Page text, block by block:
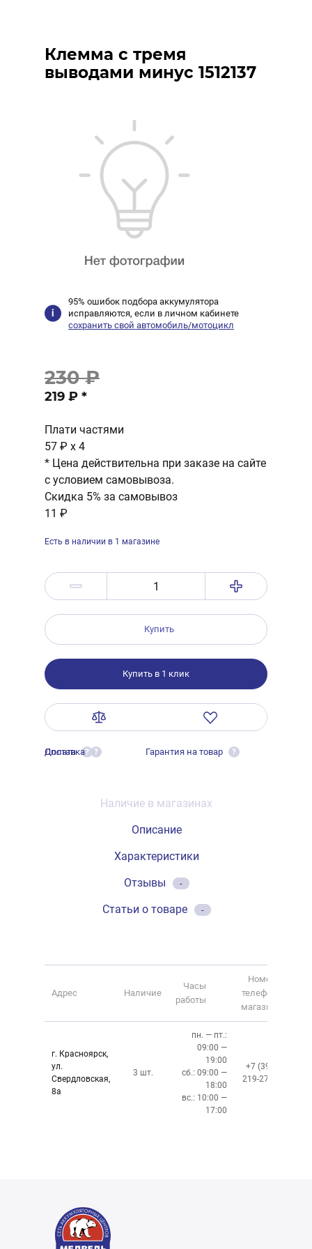
Клемма с тремя
выводами минус 1512137
95% ошибок подбора аккумулятора
исправляются, если в личном кабинете
сохранить свой автомобиль/мотоцикл
230 ₽
219 ₽ *
Плати частями
57 ₽ x 4
* Цена действительна при заказе на сайте
с условием самовывоза.
Скидка 5% за самовывоз
11 ₽
Есть в наличии в 1 магазине
Купить
Купить в 1 клик
Оплата ?
Доставка ? Гарантия на товар ?
Наличие в магазинах
Описание
Характеристики
Отзывы
-
Статьи о товаре -
Адрес Наличие
Часы
работы
Номер
телефона
магазина
г. Красноярск,
ул.
Свердловская,
8а
3 шт.
пн. — пт.:
09:00 —
19:00
сб.: 09:00 —
18:00
вс.: 10:00 —
17:00
+7 (391)
219-27-50